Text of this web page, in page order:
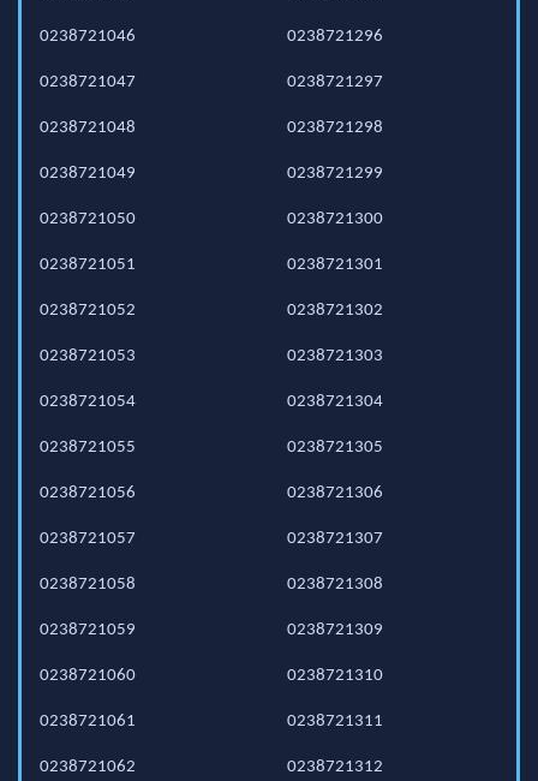
0238721046
0238721047
0238721048
0238721049
0238721050
0238721051
0238721052
0238721053
0238721054
0238721055
0238721056
0238721057
0238721058
0238721059
0238721060
0238721061
0238721062
0238721296
0238721297
0238721298
0238721299
0238721300
0238721301
0238721302
0238721303
0238721304
0238721305
0238721306
0238721307
0238721308
0238721309
0238721310
0238721311
0238721312